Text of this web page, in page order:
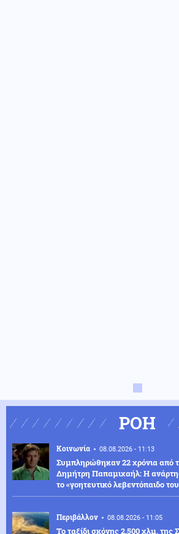
ΡΟΗ
Κοινωνία 08.08.2026 - 11:13
Συμπληρώθηκαν 22 χρόνια από
Δημήτρη Παπαμιχαήλ: Η
το «γοητευτικό λεβεντόπαιδο
Περιβάλλον 08.08.2026 - 11:05
Το ταξίδι σκόνης 2.500 χλμ. της